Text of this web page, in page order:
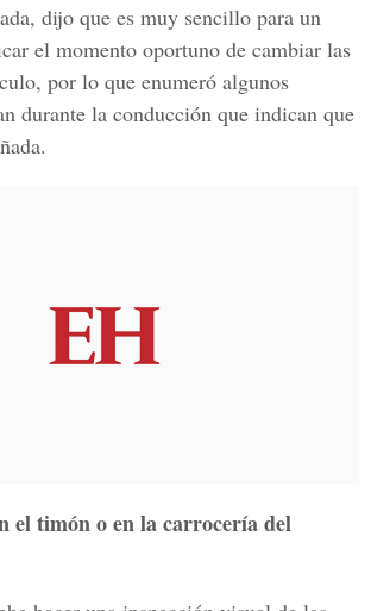
dijo que es muy sencillo para un
el momento oportuno de cambiar las
por lo que enumeró algunos
durante la conducción que indican que
el timón o en la carrocería del